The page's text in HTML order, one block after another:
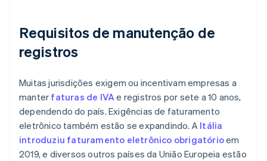
Requisitos de manutenção de
registros
Muitas jurisdições exigem ou incentivam empresas a
manter faturas de IVAe registros por sete a 10 anos,
dependendo do país. Exigências de faturamento
eletrônico também estão se expandindo. A Itália
introduziu faturamento eletrônico obrigatórioem
2019, e diversos outros países da União Europeia estão